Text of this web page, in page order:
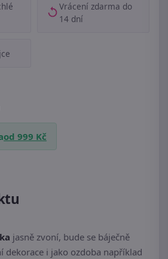
Vrácení zdarma do
14 dní
od 999 Kč
jasně zvoní, bude se báječně
dekorace i jako ozdoba například